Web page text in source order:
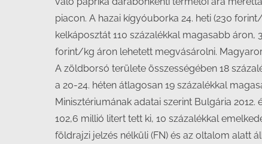
piacon. A hazai kígyóuborka 24. heti (230
kelkáposztát 110 százalékkal magasabb
forint/kg áron lehetett megvásárolni.
A zöldborsó területe összességében 18
a 20-24. héten átlagosan 19 százalékkal
Minisztériumának adatai szerint Bulgária
102,6 millió litert tett ki, 10 százalékkal
földrajzi jelzés nélküli (FN) és az oltalom alatt